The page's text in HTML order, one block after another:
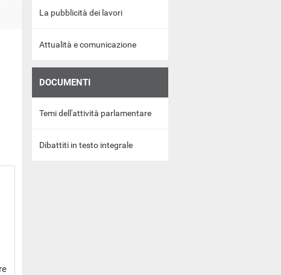
La pubblicità dei lavori
Attualità e comunicazione
DOCUMENTI
Temi dell'attività parlamentare
Dibattiti in testo integrale